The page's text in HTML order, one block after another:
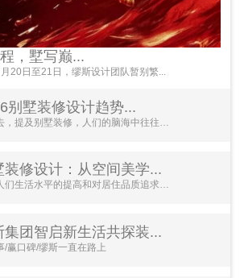
，墅写巅...
20日至21日，缪斯设计团队暂别繁...
别墅装修设计趋势...
，提及别墅装修，人们的脑海中往往浮
装修设计：从空间美学...
们生活水平的提高和对居住品质追求的
集团智启新生活共探装...
/赢口碑/缪斯一直在路上